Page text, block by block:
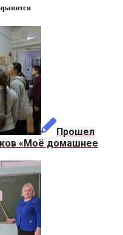
Прошел
«Моё домашнее